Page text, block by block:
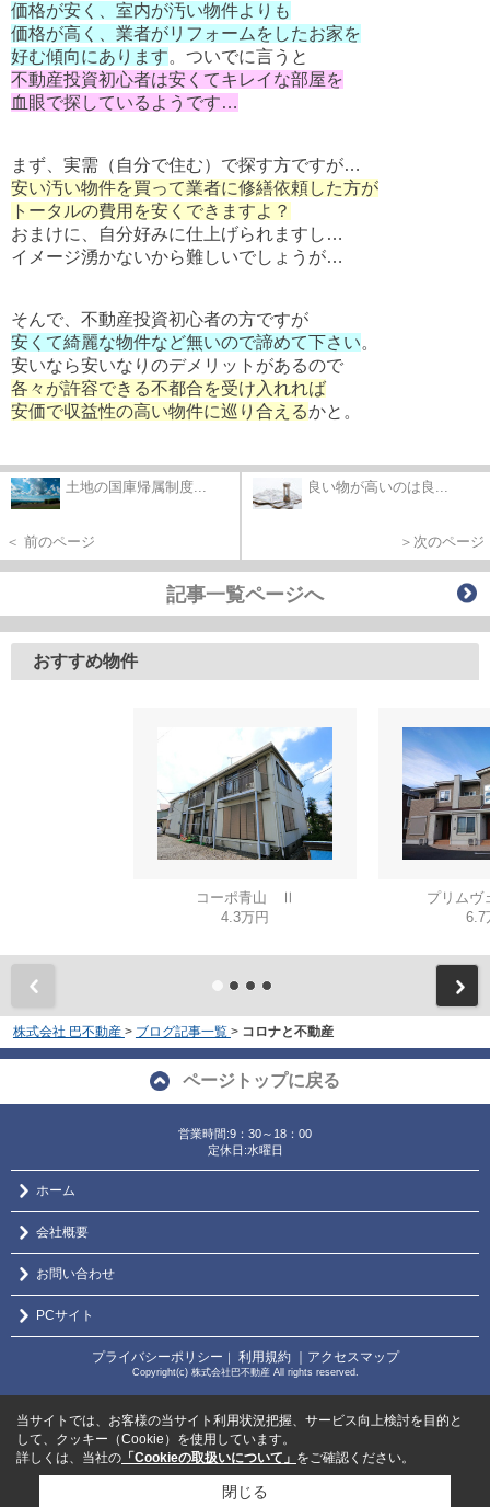
価格が安く、室内が汚い物件よりも
価格が高く、業者がリフォームをしたお家を
好む傾向にあります。ついでに言うと
不動産投資初心者は安くてキレイな部屋を
血眼で探しているようです…
まず、実需（自分で住む）で探す方ですが…
安い汚い物件を買って業者に修繕依頼した方が
トータルの費用を安くできますよ？
おまけに、自分好みに仕上げられますし…
イメージ湧かないから難しいでしょうが…
そんで、不動産投資初心者の方ですが
安くて綺麗な物件など無いので諦めて下さい。
安いなら安いなりのデメリットがあるので
各々が許容できる不都合を受け入れれば
安価で収益性の高い物件に巡り合えるかと。
土地の国庫帰属制度...
＜ 前のページ
良い物が高いのは良...
＞次のページ
記事一覧ページへ
おすすめ物件
コーポ青山 Ⅱ
4.3万円
プリム
6.7
株式会社 巴不動産 > ブログ記事一覧 > コロナと不動産
ページトップに戻る
営業時間:9：30～18：00
定休日:水曜日
ホーム
会社概要
お問い合わせ
PCサイト
プライバシーポリシー 利用規約 ｜アクセスマップ
Copyright(c) 株式会社巴不動産 All rights reserved.
当サイトでは、お客様の当サイト利用状況把握、サービス向上検討を目的と
して、クッキー（Cookie）を使用しています。
詳しくは、当社の 「Cookieの取扱いについて」 をご確認ください。
閉じる